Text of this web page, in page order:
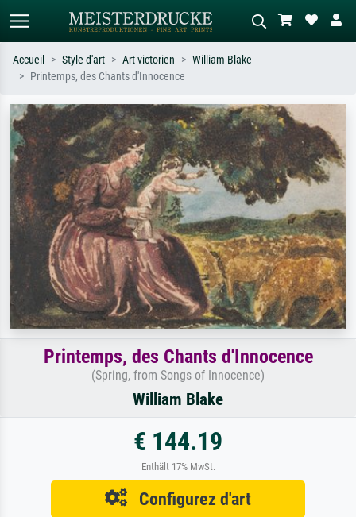
Recherchez par artiste, titre ou style –
ex. Monet, Nuit étoilée,
impressionnisme, vague de Hokusai,
nu.
Décrivez la scène – ex. prairie verte,
abstrait avec beaucoup de rouge,
tableau sombre, nu debout près d'un
arbre.
Accueil Style d'art Art victorien
William Blake
Printemps, des Chants d'Innocence
Printemps, des Chants d'Innocence
(Spring, from Songs of Innocence)
William Blake
€ 144.19
Enthält 17% MwSt.
Configurez d'art